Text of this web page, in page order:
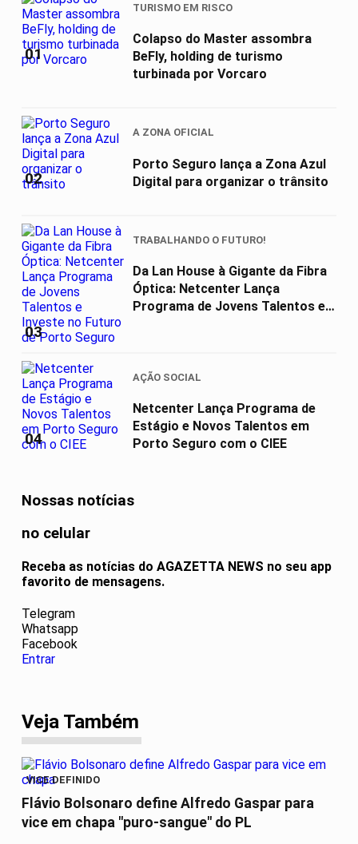
01
TURISMO EM RISCO
Colapso do Master assombra
BeFly, holding de turismo
turbinada por Vorcaro
02
A ZONA OFICIAL
Porto Seguro lança a Zona Azul
Digital para organizar o trânsito
03
TRABALHANDO O FUTURO!
Da Lan House à Gigante da Fibra
Óptica: Netcenter Lança
Programa de Jovens Talentos e
04
AÇÃO SOCIAL
Netcenter Lança Programa de
Estágio e Novos Talentos em
Porto Seguro com o CIEE
Nossas notícias
no celular
Receba as notícias do AGAZETTA NEWS no seu app
favorito de mensagens.
Telegram
Whatsapp
Facebook
Entrar
Veja Também
VICE DEFINIDO
Flávio Bolsonaro define Alfredo Gaspar para
vice em chapa "puro-sangue" do PL